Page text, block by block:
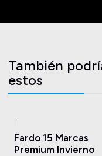
También
estos
Fardo 15 Marcas
Premium Invierno